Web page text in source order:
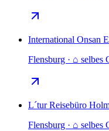
International Onsan
Flensburg · ⌂ selbes
L´tur Reisebüro
Flensburg · ⌂ selbes